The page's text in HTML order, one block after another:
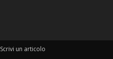
Scrivi un articolo